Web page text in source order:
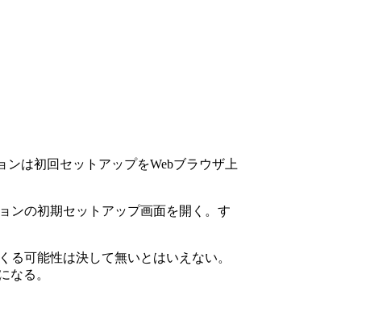
は初回セットアップをWebブラウザ上
ンの初期セットアップ画面を開く。す
可能性は決して無いとはいえない。
なる。